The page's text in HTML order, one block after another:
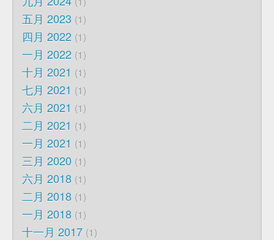
五月 2023 1
四月 2022 1
一月 2022 1
十月 2021 1
七月 2021 1
六月 2021 1
二月 2021 1
一月 2021 1
三月 2020 1
六月 2018 1
二月 2018 1
一月 2018 1
十一月 2017 1